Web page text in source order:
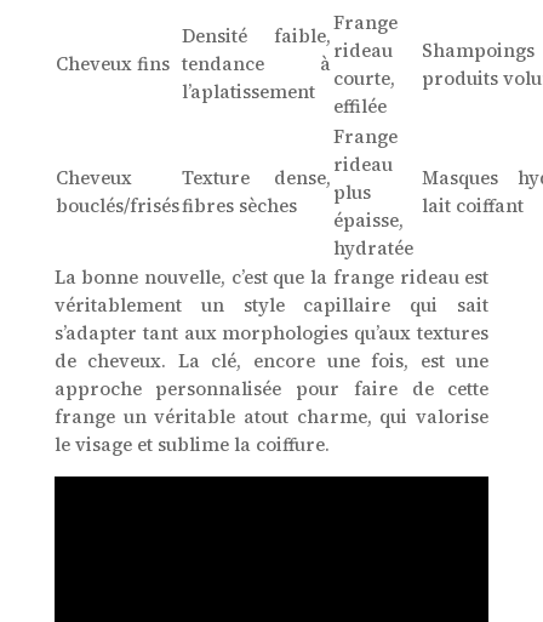
Cheveux fins
Densité faible,
tendance à
l’aplatissement
Frange
rideau
courte,
effilée
produits
Cheveux
bouclés/frisés
Texture dense,
fibres sèches
Frange
rideau
plus
épaisse,
hydratée
Masques
lait coiffant
La bonne nouvelle, c’est que la frange rideau est
véritablement un style capillaire qui sait
s’adapter tant aux morphologies qu’aux textures
de cheveux. La clé, encore une fois, est une
approche personnalisée pour faire de cette
frange un véritable atout charme, qui valorise
le visage et sublime la coiffure.